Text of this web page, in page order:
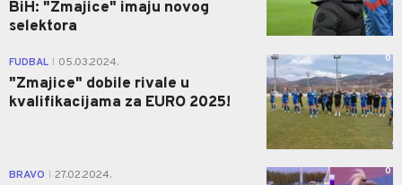
BiH: "Zmajice" imaju novog
selektora
FUDBAL 05.03.2024.
"Zmajice" dobile rivale u
kvalifikacijama za EURO 2025!
0
BRAVO 27.02.2024. 0